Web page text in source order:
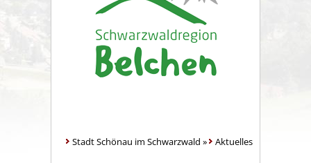
Stadt Schönau im Schwarzwald » Aktuelles